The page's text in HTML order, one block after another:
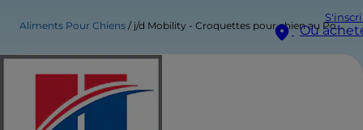
Où
Aliments Pour Chiens j/d Mobility - Croquettes pour chien au Poulet